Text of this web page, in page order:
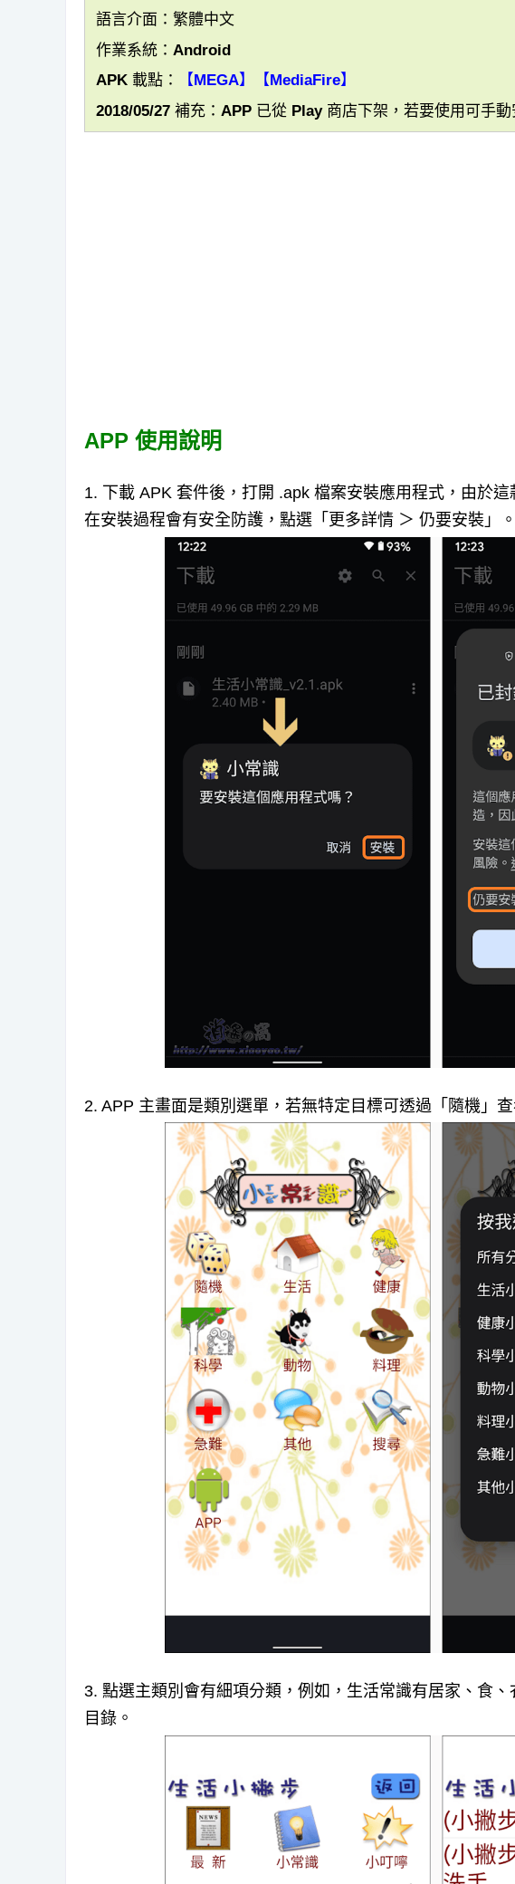
語言介面：繁體中文
作業系統：Android
APK 載點：
【MEGA】
【MediaFire】
2018/05/27 補充：APP 已從 Play 商店下架，若要使用可手動
APP 使用說明
1. 下載 APK 套件後，打開 .apk 檔案安裝應用程式，由於
在安裝過程會有安全防護，點選「更多詳情 ＞ 仍要安裝」。
2. APP 主畫面是類別選單，若無特定目標可透過「隨機」
3. 點選主類別會有細項分類，例如，生活常識有居家、食
目錄。